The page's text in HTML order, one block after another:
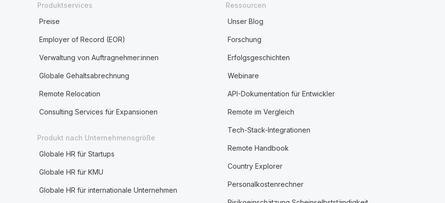
Produktservices
Preise
Employer of Record (EOR)
Verwaltung von Auftragnehmer:innen
Globale Gehaltsabrechnung
Remote Relocation
Consulting Services für Expansionen
Produkt nach Unternehmensgröße
Globale HR für Startups
Globale HR für KMU
Globale HR für internationale Unternehmen
Ressourcen
Unser Blog
Forschung
Erfolgsgeschichten
Webinare
API-Dokumentation für Entwickler
Remote im Vergleich
Tech-Stack-Integrationen
Remote Handbook
Country Explorer
Personalkostenrechner